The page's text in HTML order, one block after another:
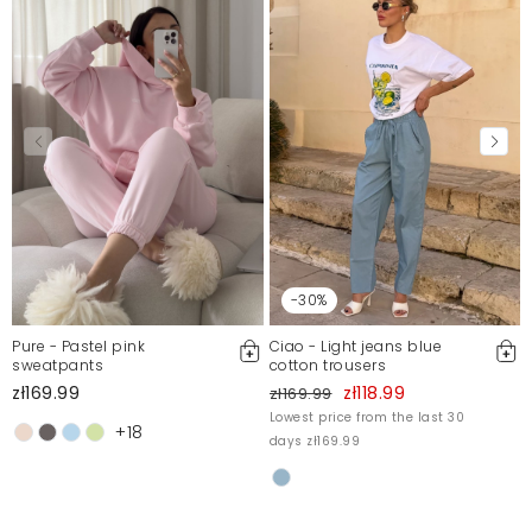
Produkt odsyłam i z przykrością muszę stwierdzić, że
to prawdopodobnie moje ostatnie zakupy w tym
sklepie.
Jagoda
2/2/23, 5:25 PM
Mosquito publishes only verified customer reviews. After
moderation, we publish both positive and negative reviews.
For more information, please see our Terms and Conditions.
Report illegal content
Pure - Pastel pink
sweatpants
zł169.99
+18
-30%
Ciao - Light jeans blue
cotton trousers
zł169.99 zł118.99
Lowest price from the last 30
days zł169.99